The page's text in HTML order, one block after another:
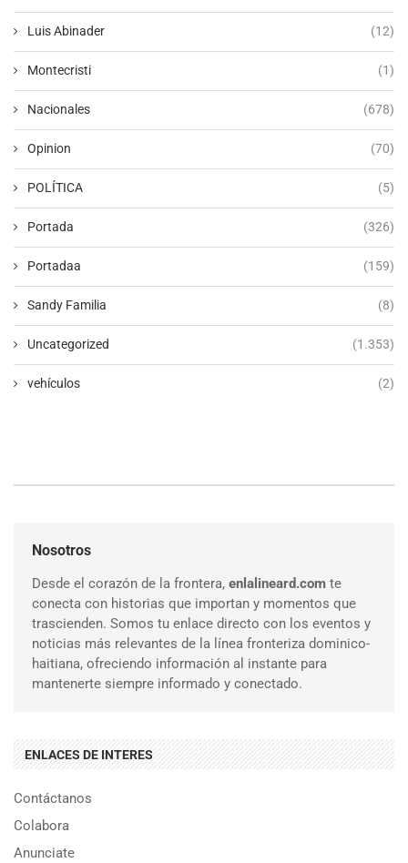
Luis Abinader (12)
Montecristi (1)
Nacionales (678)
Opinion (70)
POLÍTICA (5)
Portada (326)
Portadaa (159)
Sandy Familia (8)
Uncategorized (1.353)
vehículos (2)
Nosotros
Desde el corazón de la frontera, enlalineard.com te
conecta con historias que importan y momentos que
trascienden. Somos tu enlace directo con los eventos y
noticias más relevantes de la línea fronteriza dominico-
haitiana, ofreciendo información al instante para
mantenerte siempre informado y conectado.
ENLACES DE INTERES
Contáctanos
Colabora
Anunciate